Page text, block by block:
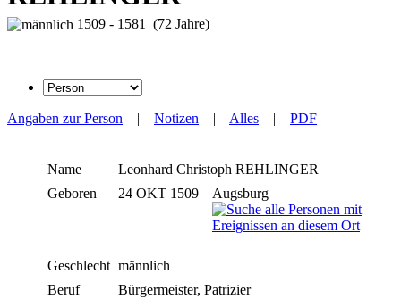
1509 - 1581 (72 Jahre)
Angaben zur Person | Notizen | Alles | PDF
Name Leonhard Christoph REHLINGER
Geboren
24 OKT 1509 Augsburg
Geschlecht männlich
Beruf
Bürgermeister, Patrizier